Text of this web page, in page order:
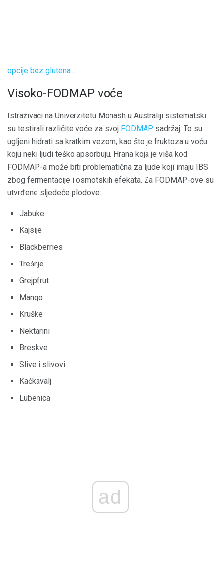
opcije bez glutena .
Visoko-FODMAP voće
Istraživači na Univerzitetu Monash u Australiji sistematski
su testirali različite voće za svoj FODMAP sadržaj. To su
ugljeni hidrati sa kratkim vezom, kao što je fruktoza u voću
koju neki ljudi teško apsorbuju. Hrana koja je viša kod
FODMAP-a može biti problematična za ljude koji imaju IBS
zbog fermentacije i osmotskih efekata. Za FODMAP-ove su
utvrđene sljedeće plodove:
Jabuke
Kajsije
Blackberries
Trešnje
Grejpfrut
Mango
Kruške
Nektarini
Breskve
Slive i slivovi
Kačkavalj
Lubenica
ad